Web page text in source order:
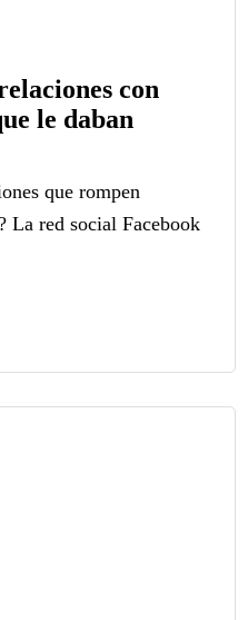
con
le daban
que rompen
La red social Facebook